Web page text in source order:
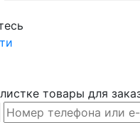
товары для